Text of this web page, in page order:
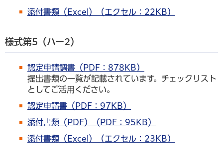
添付書類（Excel）（エクセル：22KB）
様式第5（ハー2）
認定申請調書（PDF：878KB）
提出書類の一覧が記載されています。チェックリスト
としてご活用ください。
認定申請書（PDF：97KB）
添付書類（PDF）（PDF：95KB）
添付書類（Excel）（エクセル：23KB）